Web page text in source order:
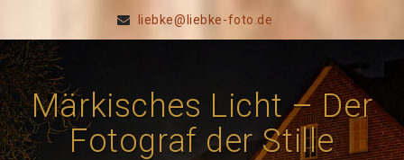
liebke@liebke-foto.de
Märkisches Licht – Der
Fotograf der Stille